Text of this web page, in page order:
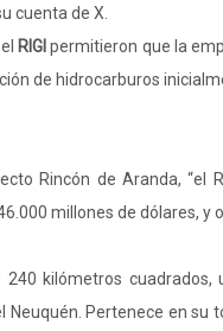
cuenta de X.
RIGIpermitieron que la
de hidrocarburos
Rincón de Aranda, “el
millones de dólares, y
kilómetros cuadrados,
Neuquén. Pertenece en su